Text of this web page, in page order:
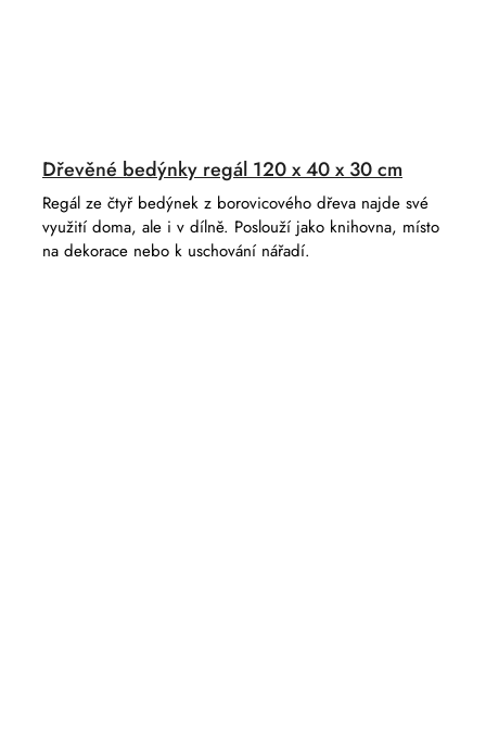
Dřevěné bedýnky regál 120 x 40 x 30 cm
Regál ze čtyř bedýnek z borovicového dřeva najde své
využití doma, ale i v dílně. Poslouží jako knihovna, místo
na dekorace nebo k uschování nářadí.